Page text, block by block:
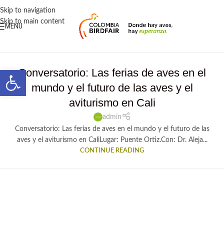
contenido
Skip to navigation
Skip to main content
MENU
Conversatorio: Las ferias de aves en el
mundo y el futuro de las aves y el
aviturismo en Cali
admin
Conversatorio: Las ferias de aves en el mundo y el futuro de las
aves y el aviturismo en CaliLugar: Puente Ortiz.Con: Dr. Aleja...
CONTINUE READING
Abrir barra de herramientas